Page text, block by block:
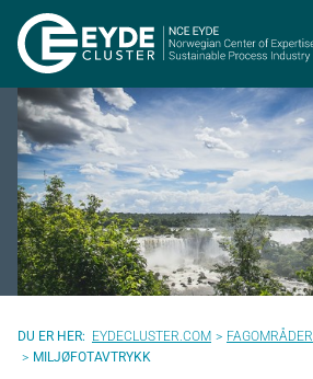
EYDECLUSTER.COM FAGOMRÅDER
MILJØFOTAVTRYKK